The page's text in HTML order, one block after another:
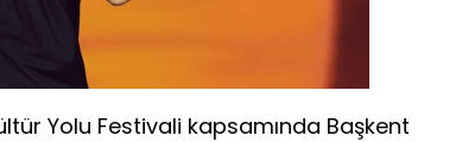
Yolu Festivali kapsamında Başkent